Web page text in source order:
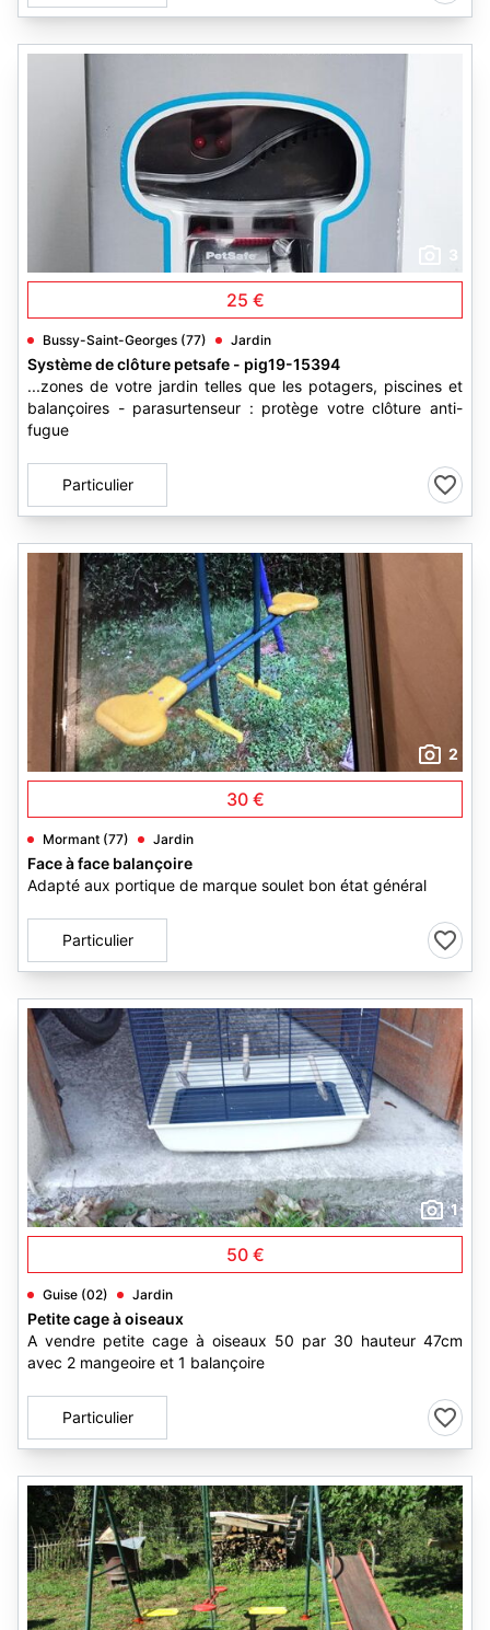
3
25 €
Bussy-Saint-Georges (77) Jardin
Système de clôture petsafe - pig19-15394
...zones de votre jardin telles que les potagers, piscines et
balançoires - parasurtenseur : protège votre clôture anti-
fugue
Particulier
2
30 €
Mormant (77) Jardin
Face à face balançoire
Adapté aux portique de marque soulet bon état général
Particulier
1
50 €
Guise (02) Jardin
Petite cage à oiseaux
A vendre petite cage à oiseaux 50 par 30 hauteur 47cm
avec 2 mangeoire et 1 balançoire
Particulier